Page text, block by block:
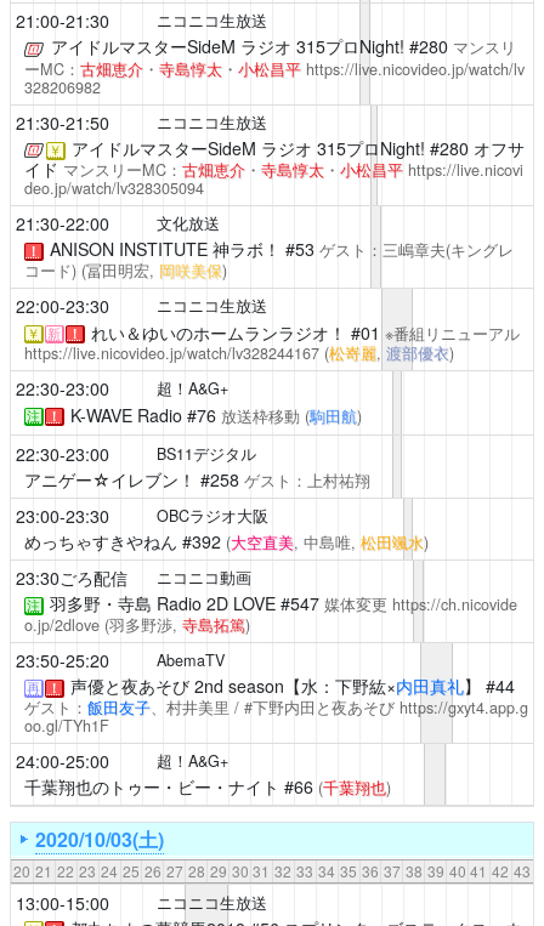
21:00-21:30 ニコニコ生放送
アイドルマスターSideM ラジオ 315プロNight! #280 マンスリ
ーMC： 古畑恵介・ 寺島惇太・ 小松昌平 https://live.nicovideo.jp/watch/lv
328206982
21:30-21:50 ニコニコ生放送
￥ アイドルマスターSideM ラジオ 315プロNight! #280 オフサ
イド マンスリーMC： 古畑恵介・ 寺島惇太・ 小松昌平 https://live.nicovi
deo.jp/watch/lv328305094
21:30-22:00 文化放送
！ ANISON INSTITUTE 神ラボ！ #53 ゲスト：三嶋章夫(キングレ
コード) (冨田明宏, 岡咲美保)
22:00-23:30 ニコニコ生放送
￥ 新 ！ れい＆ゆいのホームランラジオ！ #01 ※番組リニューアル
https://live.nicovideo.jp/watch/lv328244167 (松嵜麗, 渡部優衣)
22:30-23:00 超！A&G+
注 ！ K-WAVE Radio#76 放送枠移動 (駒田航)
22:30-23:00 BS11デジタル
アニゲー☆イレブン！ #258 ゲスト：上村祐翔
23:00-23:30 OBCラジオ大阪
めっちゃすきやねん #392 (大空直美, 中島唯, 松田颯水)
23:30ごろ配信 ニコニコ動画
注 羽多野・寺島 Radio 2D LOVE#547 媒体変更 https://ch.nicovide
o.jp/2dlove (羽多野渉, 寺島拓篤)
23:50-25:20 AbemaTV
再 ！ 声優と夜あそび2nd season【水：下野紘×内田真礼】 #44
ゲスト： 飯田友子、村井美里 / #下野内田と夜あそび https://gxyt4.app.g
oo.gl/TYh1F
24:00-25:00 超！A&G+
千葉翔也のトゥー・ビー・ナイト #66 (千葉翔也)
2020/10/03(土)
20 21 22 23 24 25 26 27 28 29 30 31 32 33 34 35 36 37 38 39 40 41 42 43
13:00-15:00 ニコニコ生放送